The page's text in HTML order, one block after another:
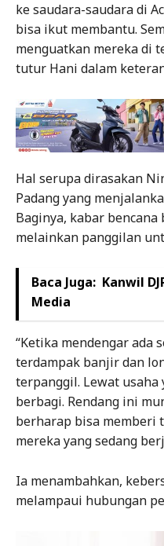
ke saudara-saudara di
bisa ikut membantu.
menguatkan mereka di
tutur Hani dalam
Hal serupa dirasakan
Padang yang
Baginya, kabar
melainkan panggilan
Baca Juga: Kanwil
Media
“Ketika mendengar ada
terdampak banjir dan
terpanggil. Lewat
berbagi. Rendang ini
berharap bisa memberi
mereka yang sedang
Ia menambahkan,
melampaui hubungan